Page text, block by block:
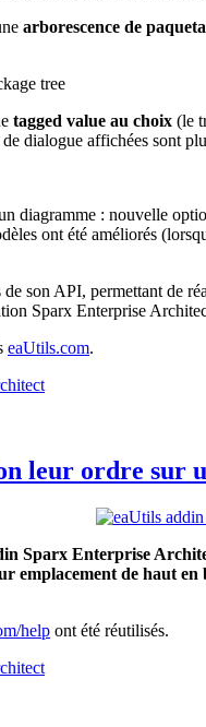
arborescence de
tagged value au choix (le
de dialogue affichées sont
diagramme : nouvelle
ont été améliorés
son API, permettant de
Sparx Enterprise
eaUtils.com.
leur ordre sur
Sparx Enterprise
emplacement de haut en
help ont été réutilisés.